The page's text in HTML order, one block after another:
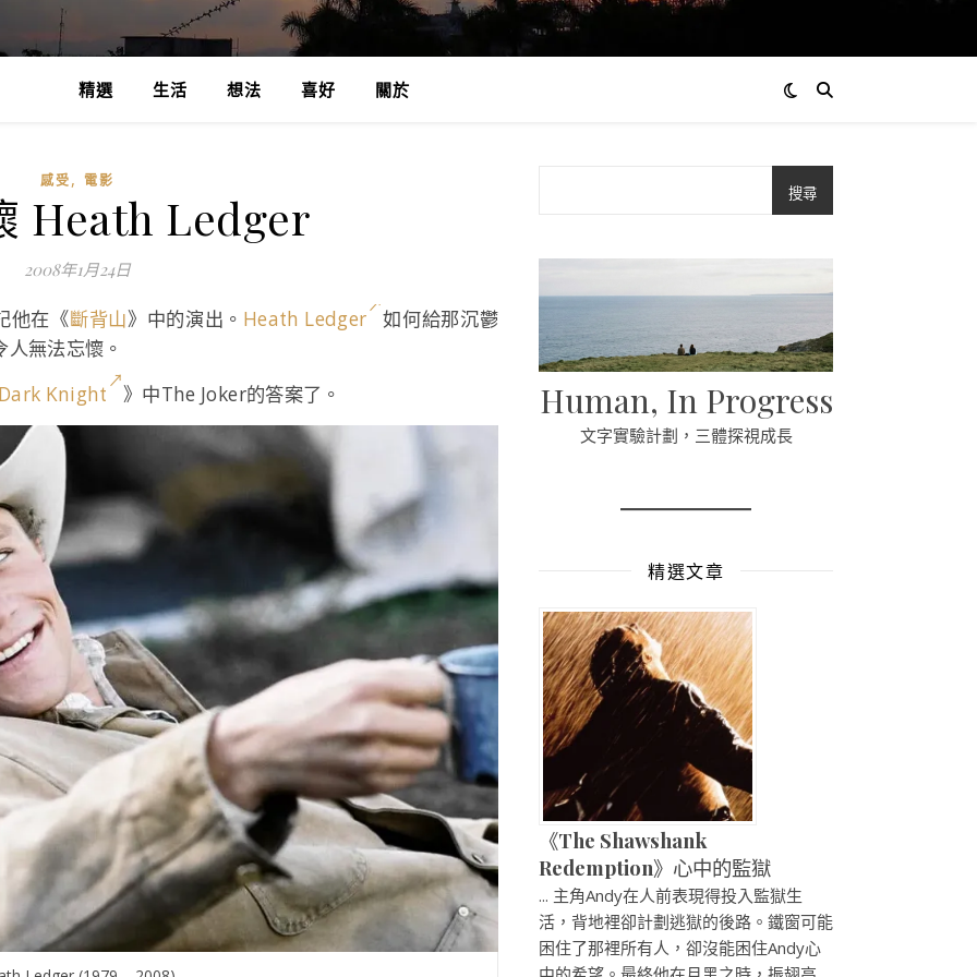
精選 生活 想法 喜好 關於
感受, 電影
Heath Ledger
2008年1月24日
他在《斷背山》中的演出。 Heath Ledger
如何給那沉鬱
無法忘懷。
Knight
》中The Joker的答案了。
搜尋
Human, In Progress
文字實驗計劃，三體探視成長
精選文章
《The Shawshank
Redemption》心中的監獄
... 主角Andy在人前表現得投入監獄生
活，背地裡卻計劃逃獄的後路。鐵窗可能
困住了那裡所有人，卻沒能困住Andy心